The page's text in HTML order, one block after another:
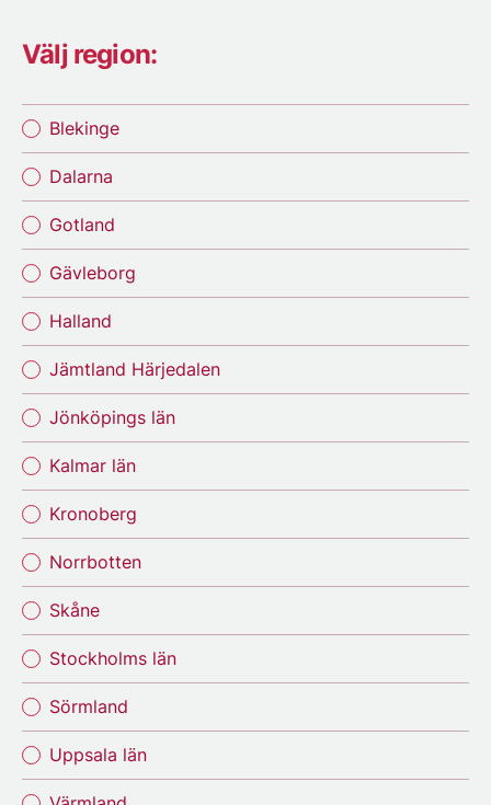
Välj region:
Blekinge
Dalarna
Gotland
Gävleborg
Halland
Jämtland Härjedalen
Jönköpings län
Kalmar län
Kronoberg
Norrbotten
Skåne
Stockholms län
Sörmland
Uppsala län